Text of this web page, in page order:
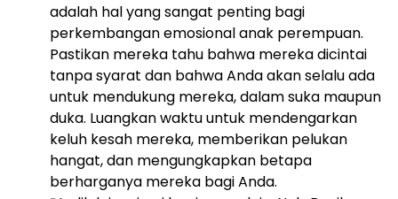
adalah hal yang sangat penting bagi
perkembangan emosional anak perempuan.
Pastikan mereka tahu bahwa mereka dicintai
tanpa syarat dan bahwa Anda akan selalu ada
untuk mendukung mereka, dalam suka maupun
duka. Luangkan waktu untuk mendengarkan
keluh kesah mereka, memberikan pelukan
hangat, dan mengungkapkan betapa
berharganya mereka bagi Anda.